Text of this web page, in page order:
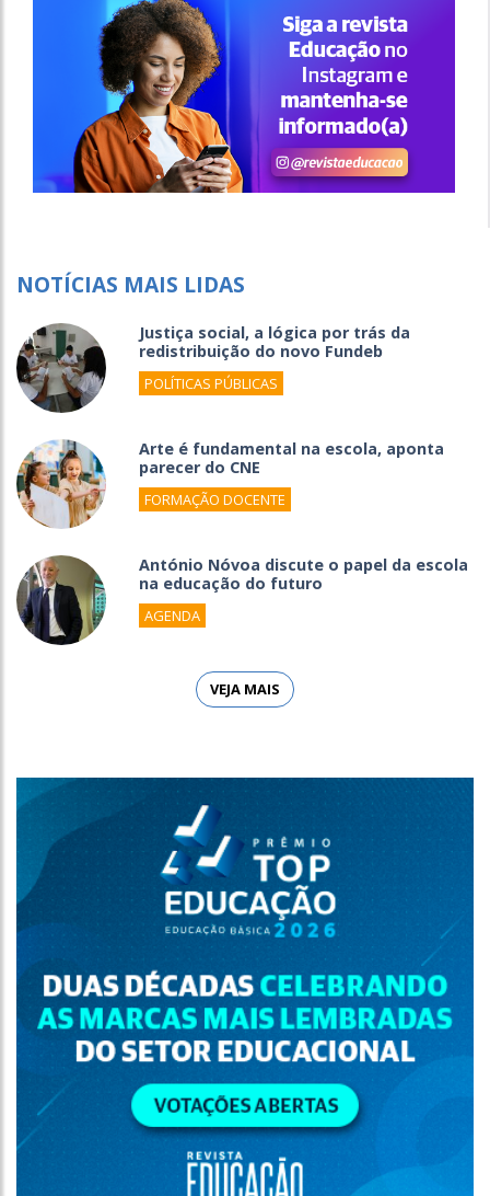
NOTÍCIAS MAIS LIDAS
Justiça social, a lógica por trás da
redistribuição do novo Fundeb
POLÍTICAS PÚBLICAS
Arte é fundamental na escola, aponta
parecer do CNE
FORMAÇÃO DOCENTE
António Nóvoa discute o papel da escola
na educação do futuro
AGENDA
VEJA MAIS